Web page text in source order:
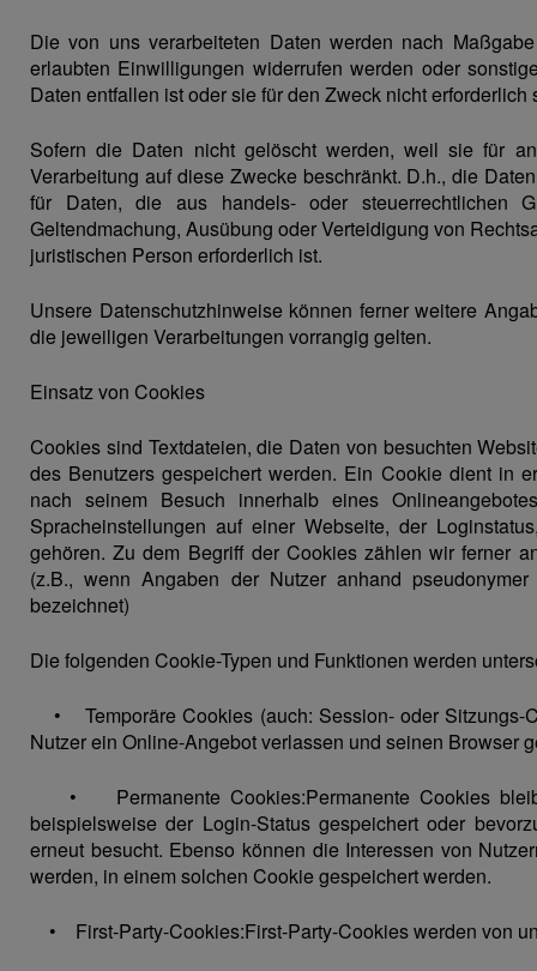
Die von uns verarbeiteten Daten werden nach
erlaubten Einwilligungen widerrufen werden oder
Daten entfallen ist oder sie für den Zweck nicht erforderlich
Sofern die Daten nicht gelöscht werden, weil sie für
Verarbeitung auf diese Zwecke beschränkt. D.h., die
für Daten, die aus handels- oder steuerrechtlichen
Geltendmachung, Ausübung oder Verteidigung von
juristischen Person erforderlich ist.
Unsere Datenschutzhinweise können ferner weitere
die jeweiligen Verarbeitungen vorrangig gelten.
Einsatz von Cookies
Cookies sind Textdateien, die Daten von besuchten
des Benutzers gespeichert werden. Ein Cookie dient in
nach seinem Besuch innerhalb eines
Spracheinstellungen auf einer Webseite, der
gehören. Zu dem Begriff der Cookies zählen wir ferner
(z.B., wenn Angaben der Nutzer anhand
bezeichnet)
Die folgenden Cookie-Typen und Funktionen werden
• Temporäre Cookies (auch: Session- oder Sitzungs-
Nutzer ein Online-Angebot verlassen und seinen Browser
• Permanente Cookies:Permanente Cookies
beispielsweise der Login-Status gespeichert oder
erneut besucht. Ebenso können die Interessen von
werden, in einem solchen Cookie gespeichert werden.
• First-Party-Cookies:First-Party-Cookies werden von